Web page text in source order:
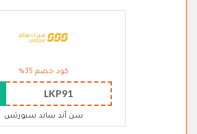
كود خصم 35%
LKP91
سن أند ساند سبورتس